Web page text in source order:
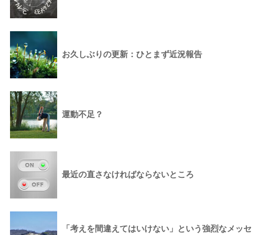
お久しぶりの更新：ひとまず近況報告
運動不足？
最近の直さなければならないところ
「考えを間違えてはいけない」という強烈なメッセ